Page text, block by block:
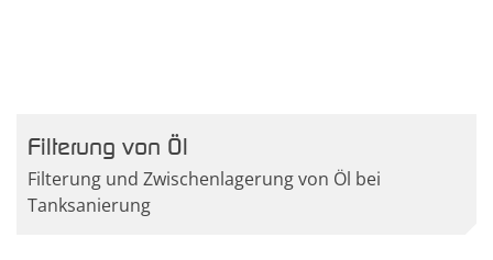
Filterung von Öl
Filterung und Zwischenlagerung von Öl bei
Tanksanierung